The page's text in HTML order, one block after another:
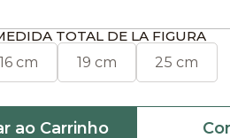
TOTAL DE LA FIGURA
16 cm 19 cm 25 cm
ao Carrinho